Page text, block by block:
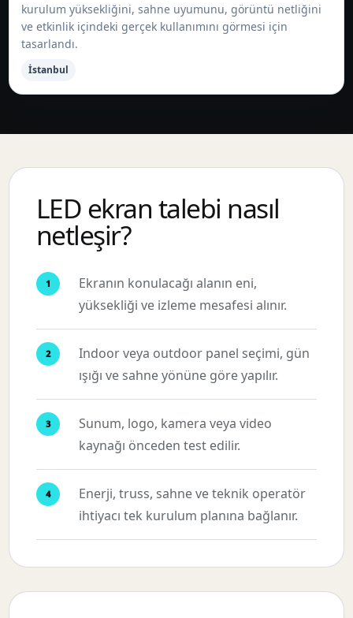
kurulum yüksekliğini, sahne uyumunu, görüntü netliğini
ve etkinlik içindeki gerçek kullanımını görmesi için
tasarlandı.
İstanbul
LED ekran talebi nasıl
netleşir?
Ekranın konulacağı alanın eni,
yüksekliği ve izleme mesafesi alınır.
Indoor veya outdoor panel seçimi, gün
ışığı ve sahne yönüne göre yapılır.
Sunum, logo, kamera veya video
kaynağı önceden test edilir.
Enerji, truss, sahne ve teknik operatör
ihtiyacı tek kurulum planına bağlanır.